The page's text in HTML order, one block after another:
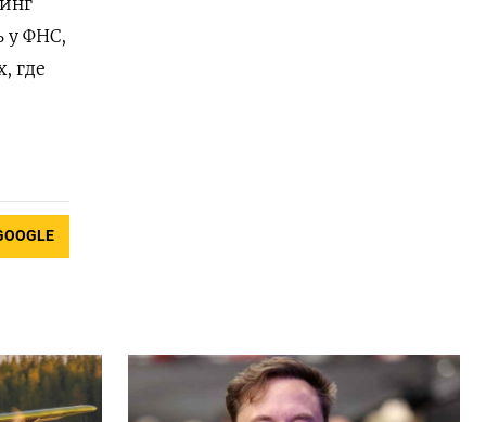
у ФНС,
где